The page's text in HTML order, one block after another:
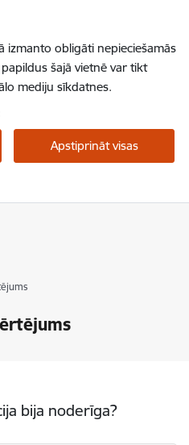
izmanto obligāti nepieciešamās
šajā vietnē var tikt
mediju sīkdatnes.
Apstiprināt visas
bija noderīga?